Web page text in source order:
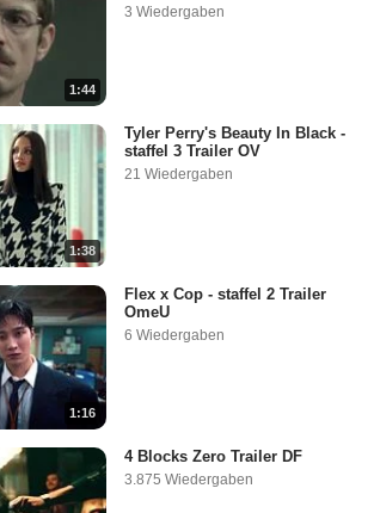
1:44
3 Wiedergaben
1:38
Tyler Perry's Beauty In Black -
staffel 3 Trailer OV
21 Wiedergaben
1:16
Flex x Cop - staffel 2 Trailer
OmeU
6 Wiedergaben
4 Blocks Zero Trailer DF
3.875 Wiedergaben